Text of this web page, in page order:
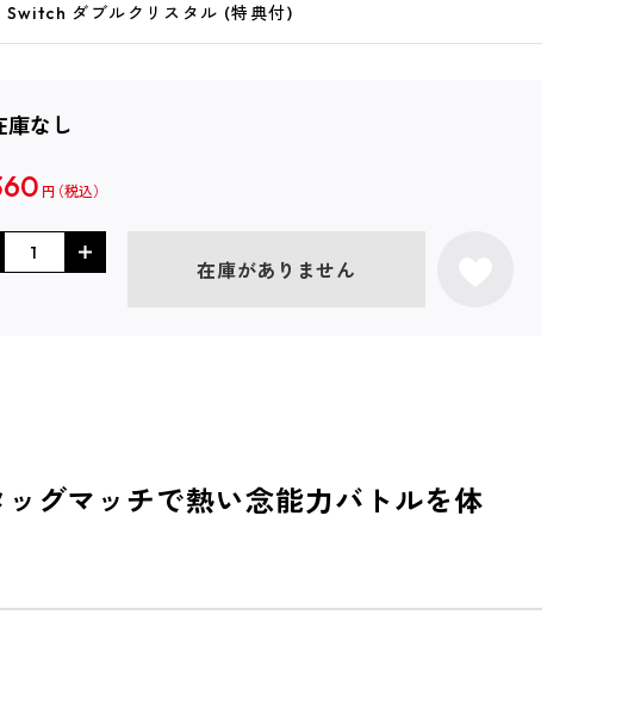
Switch ダブルクリスタル (特典付)
庫なし
円
在庫がありません
グマッチで熱い念能力バトルを体